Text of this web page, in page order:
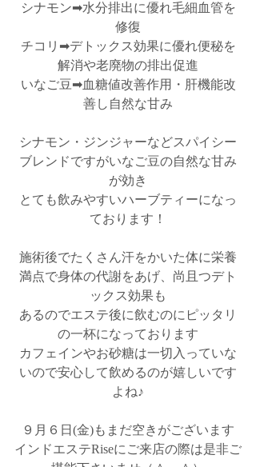
シナモン➡水分排出に優れ毛細血管を
修復
チコリ➡デトックス効果に優れ便秘を
解消や老廃物の排出促進
いなご豆➡血糖値改善作用・肝機能改
善し自然な甘み
シナモン・ジンジャーなどスパイシー
ブレンドですがいなご豆の自然な甘み
が効き
とても飲みやすいハーブティーになっ
ております！
施術後でたくさん汗をかいた体に栄養
満点で身体の代謝をあげ、尚且つデト
ックス効果も
あるのでエステ後に飲むのにピッタリ
の一杯になっております
カフェインやお砂糖は一切入っていな
いので安心して飲めるのが嬉しいです
よね♪
９月６日(金)もまだ空きがございます
インドエステRiseにご来店の際は是非ご